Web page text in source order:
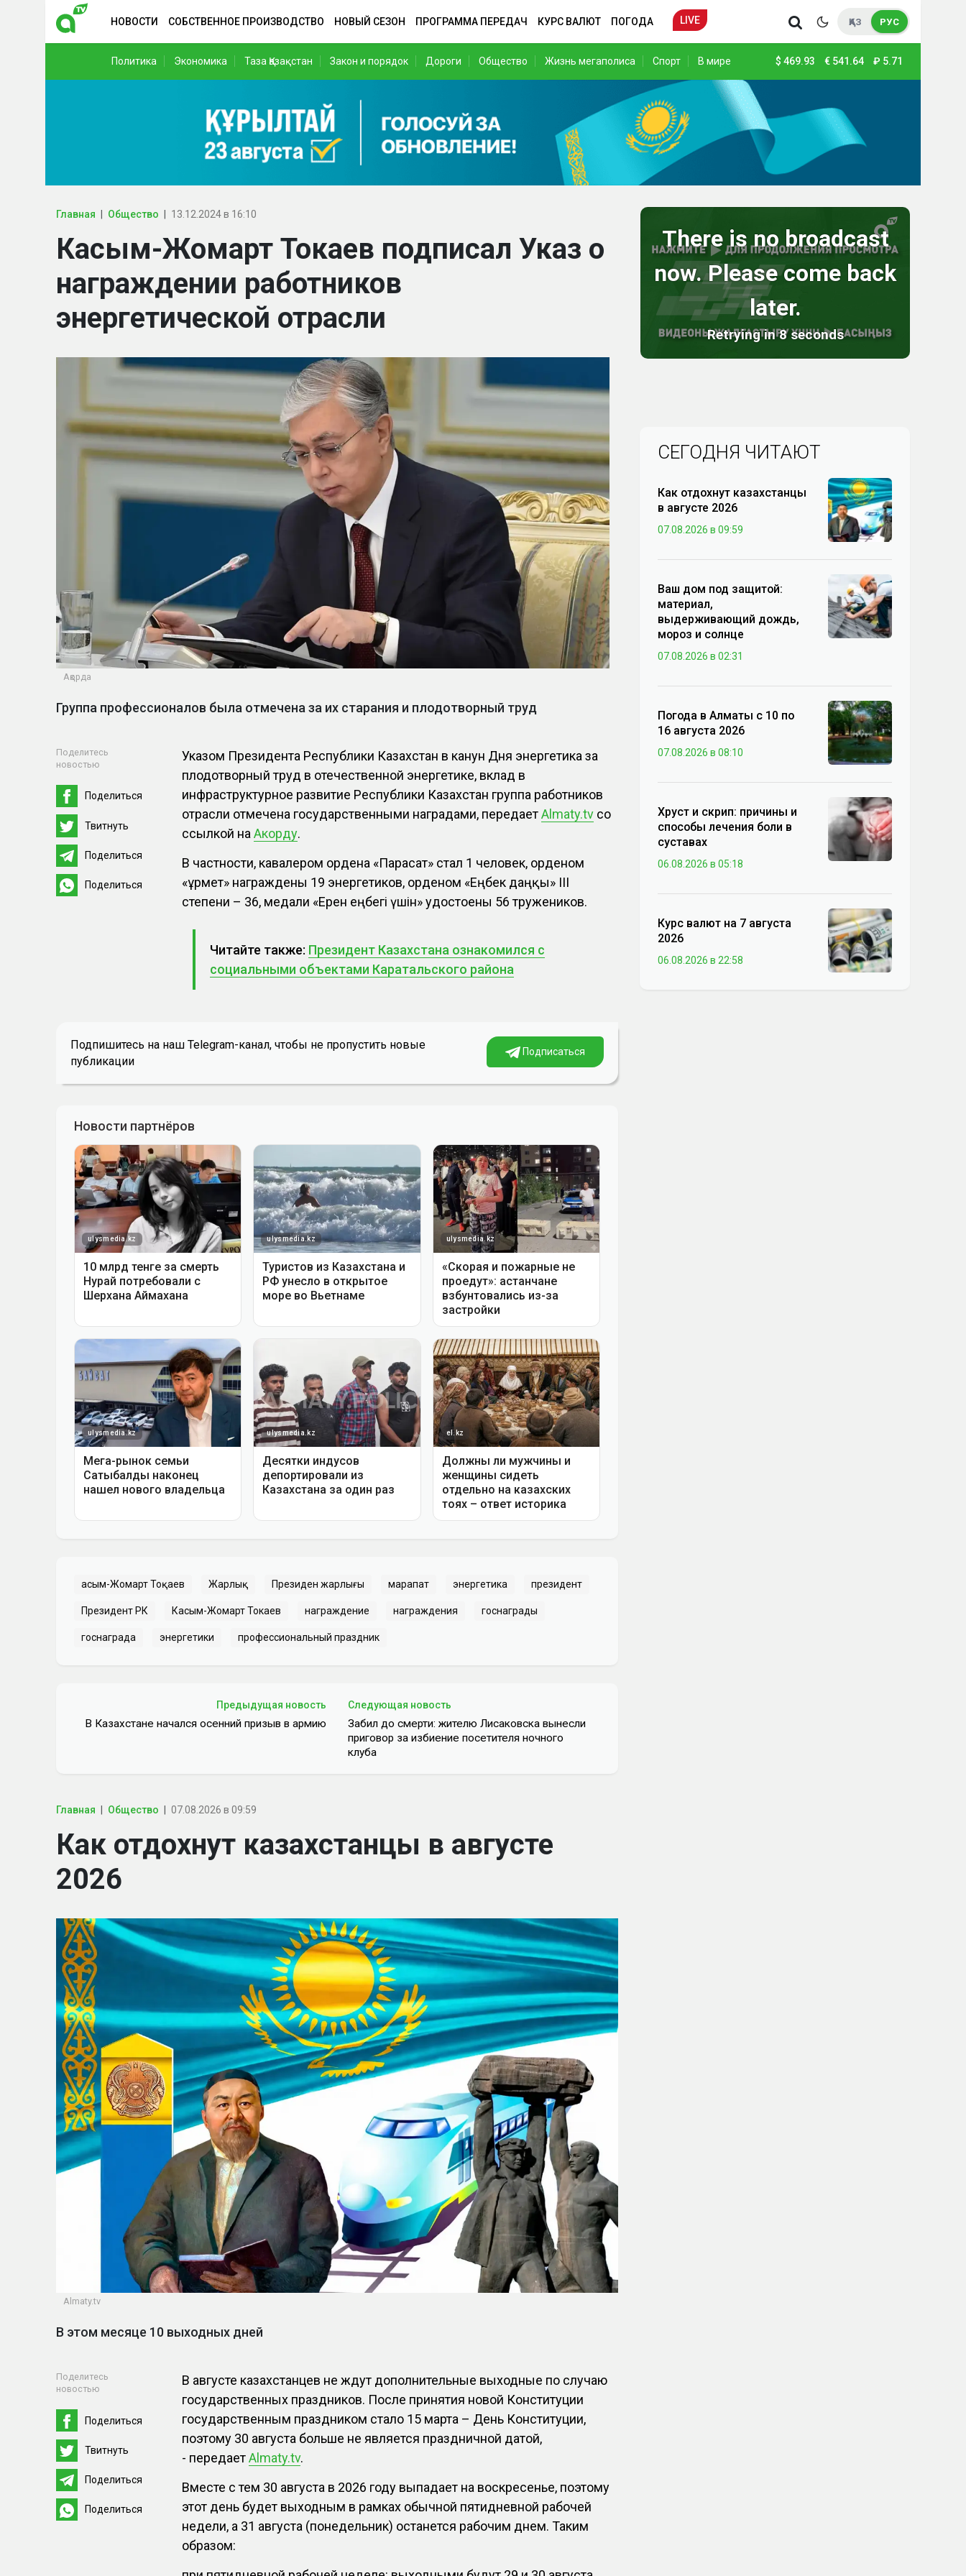
НОВОСТИ СОБСТВЕННОЕ ПРОИЗВОДСТВО НОВЫЙ СЕЗОН ПРОГРАММА ПЕРЕДАЧ КУРС ВАЛЮТ ПОГОДА LIVE ҚАЗ РУС
Политика Экономика Таза Қазақстан Закон и порядок Дороги Общество Жизнь мегаполиса Спорт В мире $ 469.93 € 541.64 ₽ 5.71
Главная Общество 13.12.2024 в 16:10
Касым-Жомарт Токаев подписал Указ о
награждении работников
энергетической отрасли
Ақорда
Группа профессионалов была отмечена за их старания и плодотворный труд
Поделитесь
новостью
Поделиться
Твитнуть
Поделиться
Поделиться
Указом Президента Республики Казахстан в канун Дня энергетика за
плодотворный труд в отечественной энергетике, вклад в
инфраструктурное развитие Республики Казахстан группа работников
отрасли отмечена государственными наградами, передаетAlmaty.tv со
ссылкой наАкорду.
В частности, кавалером ордена «Парасат» стал 1 человек, орденом
«Құрмет» награждены 19 энергетиков, орденом «Еңбек даңқы» ІІІ
степени – 36, медали «Ерен еңбегі үшін» удостоены 56 тружеников.
Читайте также: Президент Казахстана ознакомился с
социальными объектами Каратальского района
Подпишитесь на наш Telegram-канал, чтобы не пропустить новые
публикации
Подписаться
Қасым-Жомарт Тоқаев Жарлық Президен жарлығы марапат энергетика президент
Президент РК Касым-Жомарт Токаев награждение награждения госнаграды
госнаграда энергетики профессиональный праздник
Предыдущая новость
В Казахстане начался осенний призыв в армию
Следующая новость
Забил до смерти: жителю Лисаковска вынесли
приговор за избиение посетителя ночного
клуба
Главная Общество 07.08.2026 в 09:59
Как отдохнут казахстанцы в августе
2026
Almaty.tv
В этом месяце 10 выходных дней
Поделитесь
новостью
Поделиться
Твитнуть
Поделиться
Поделиться
В августе казахстанцев не ждут дополнительные выходные по случаю
государственных праздников. После принятия новой Конституции
государственным праздником стало 15 марта – День Конституции,
поэтому 30 августа больше не является праздничной датой,
- передаетAlmaty.tv.
Вместе с тем 30 августа в 2026 году выпадает на воскресенье, поэтому
этот день будет выходным в рамках обычной пятидневной рабочей
недели, а 31 августа (понедельник) останется рабочим днем. Таким
образом:
СЕГОДНЯ ЧИТАЮТ
Как отдохнут казахстанцы
в августе 2026
07.08.2026 в 09:59
Ваш дом под защитой:
материал,
выдерживающий дождь,
мороз и солнце
07.08.2026 в 02:31
Погода в Алматы с 10 по
16 августа 2026
07.08.2026 в 08:10
Хруст и скрип: причины и
способы лечения боли в
суставах
06.08.2026 в 05:18
Курс валют на 7 августа
2026
06.08.2026 в 22:58